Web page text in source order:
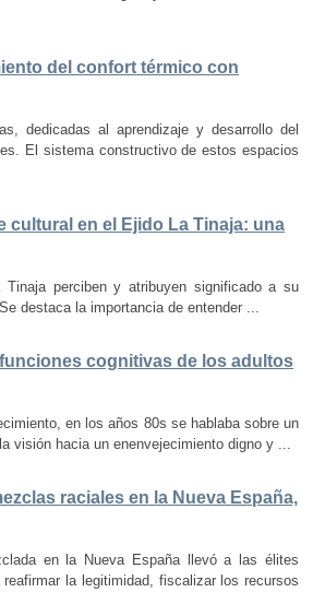
del confort térmico con
dedicadas al aprendizaje y desarrollo del
El sistema constructivo de estos espacios
cultural en el Ejido La Tinaja: una
perciben y atribuyen significado a su
destaca la importancia de entender ...
cognitivas de los adultos
en los años 80s se hablaba sobre un
visión hacia un enenvejecimiento digno y ...
raciales en la Nueva España,
en la Nueva España llevó a las élites
la legitimidad, fiscalizar los recursos